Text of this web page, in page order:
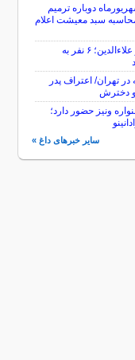
دوباره ترمیم
سبد معیشت اعلام
حادثه هولناک در پاساژ علاءالدین؛ ۶ نفر به
زن ۴۵ ساله در تهران/ اعتراف پدر
و دخترش
ونیز حضور دارد؛
سایر خبرهای داغ »